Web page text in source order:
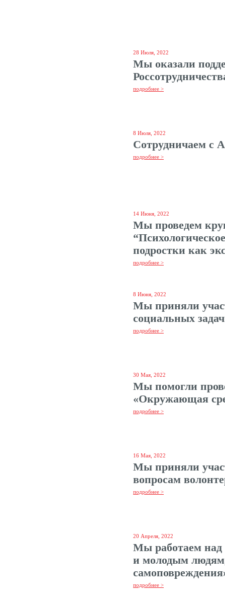
28 Июля, 2022
Мы оказали
подробнее >
8 Июля, 2022
Сотрудничаем с
подробнее >
14 Июня, 2022
Мы проведем
подростки как
подробнее >
8 Июня, 2022
Мы приняли
социальных задач
подробнее >
30 Мая, 2022
Мы помогли
«Окружающая
подробнее >
16 Мая, 2022
Мы приняли
вопросам
подробнее >
20 Апреля, 2022
Мы работаем
и молодым
подробнее >